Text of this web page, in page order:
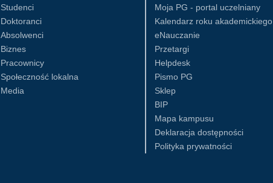
Studenci
Doktoranci
Absolwenci
Biznes
Pracownicy
Społeczność lokalna
Media
Moja PG - portal uczelniany
Kalendarz roku akademickiego
eNauczanie
Przetargi
Helpdesk
Pismo PG
Sklep
BIP
Mapa kampusu
Deklaracja dostępności
Polityka prywatności